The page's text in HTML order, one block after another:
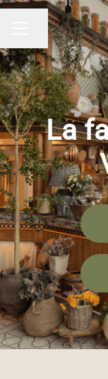
CAREER MENU
Share page
La